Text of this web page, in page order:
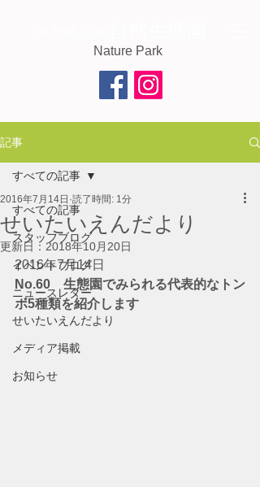
Nature Park
記事
すべての記事
スタッフブログ
イベントブログ
ニュースレター
せいたいえんだより
メディア掲載
お知らせ
すべての記事
せいたいえんだより
2016年7月14日 読了時間: 1分
更新日： 2018年10月20日
2016年7月14日
No.60　生態園でみられる代表的なトン
ボ5種類を紹介します